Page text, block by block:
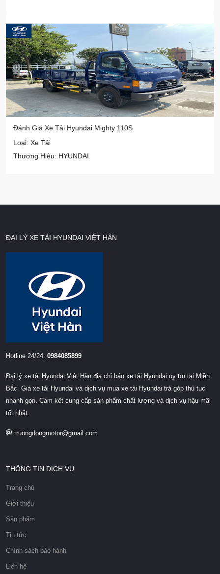
Đánh Giá Xe Tải Hyundai Mighty 110S
Loại: Xe Tải
Thương Hiệu: HYUNDAI
ĐẠI LÝ XE TẢI HYUNDAI VIỆT HÀN
Hotline 24/24: 0984085899
Đại lý xe tải Hyundai Việt Hàn địa chỉ bán xe tải Hyundai uy tín tại Miền
Bắc. Giá xe tải Hyundai và dịch vụ mua xe tải Hyundai trả góp thủ tục
nhanh gọn. Cam kết cung cấp sản phẩm chất lượng và dịch vụ hậu mãi
tốt nhất.
truongdongmotor@gmail.com
THÔNG TIN DỊCH VỤ
Trang chủ
Giới thiệu
Sản phẩm
Tin tức
Chính sách bảo hành
Liên hệ